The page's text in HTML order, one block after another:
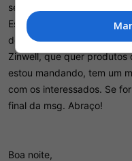
seu, perguntando do ZP
Estou mandando essa
descobrindo em fóruns, o
Zinwell, que quer produtos
estou mandando, tem um
com os interessados. Se
final da msg. Abraço!
Boa noite,